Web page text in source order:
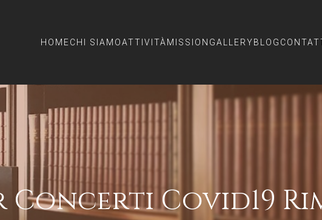
HOMECHI SIAMOATTIVITÀ MISSION GALLERYBLOG
Covid19